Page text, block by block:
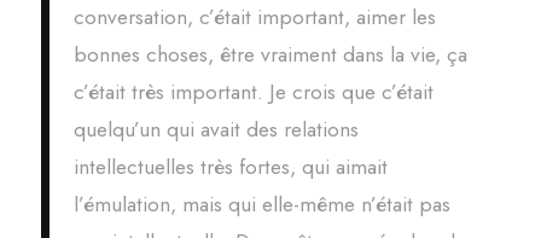
conversation, c’était important, aimer les
bonnes choses, être vraiment dans la vie, ça
c’était très important. Je crois que c’était
quelqu’un qui avait des relations
intellectuelles très fortes, qui aimait
l’émulation, mais qui elle-même n’était pas